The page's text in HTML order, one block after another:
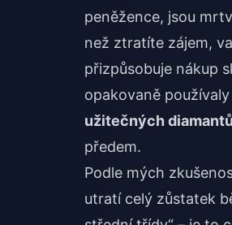
peněžence, jsou
než ztratíte zájem,
přizpůsobuje nákup
opakovaně
užitečných
předem.
Podle mých
utratí celý zůstatek